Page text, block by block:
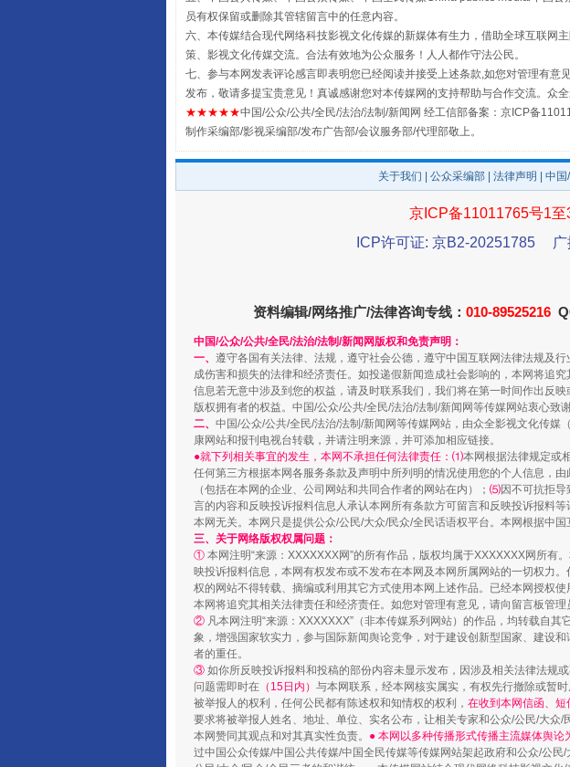
全民健身五年计划来了！等你上场
阿坝州三大球赛在茂县开幕 规模
国家大学科技园优化重塑工作
员有权保留或删除其管辖留言中的任意内容。
六、本传媒结合现代网络科技影视文化传媒的新媒体有生力，借助全球互联网
策、影视文化传媒交流。合法有效地为公众服务！人人都作守法公民。
七、参与本网发表评论感言即表明您已经阅读并接受上述条款,如您对管理有
发布，敬请多提宝贵意见！真诚感谢您对本传媒网的支持帮助与合作交流。众
★★★★★中国/公众/公共/全民/法治/法制/新闻网 经工信部备案：京ICP备
制作采编部/影视采编部/发布广告部/会议服务部/代理部敬上。
关于我们 公众采编部 法律声明 | 中
京ICP备11011765号1至
ICP许可证: 京B2-20251785
资料编辑/网络推广/法律咨询专线： 010-89525216
中国/公众/公共/全民/法治/法制/新闻网版权和免责声明：
一、 遵守各国有关法律、法规，遵守社会公德，遵守中国互联网法律法规及
成伤害和损失的法律和经济责任。如投递假新闻造成社会影响的，本网将追
信息若无意中涉及到您的权益，请及时联系我们，我们将在第一时间作出反
版权拥有者的权益。中国/公众/公共/全民/法治/法制/新闻网等传媒网站衷心致谢
二、 中国/公众/公共/全民/法治/法制/新闻网等传媒网站，由众全影视文化传
康网站和报刊电视台转载，并请注明来源，并可添加相应链接。
●就下列相关事宜的发生，本网不承担任何法律责任：⑴本网根据法律规定或
任何第三方根据本网各服务条款及声明中所列明的情况使用您的个人信息，由
（包括在本网的企业、公司网站和共同合作者的网站在内）； ⑸因不可抗拒导
言的内容和反映投诉报料信息人承认本网所有条款方可留言和反映投诉报料
本网无关。本网只是提供公众/公民/大众/民众/全民话语权平台。本网根据中
三、关于网络版权权属问题：
① 本网注明“来源：XXXXXXX网”的所有作品，版权均属于XXXXXXX网所
映投诉报料信息，本网有权发布或不发布在本网及本网所属网站的一切权力
权的网站不得转载、摘编或利用其它方式使用本网上述作品。已经本网授权
本网将追究其相关法律责任和经济责任。如您对管理有意见，请向留言板管理
② 凡本网注明“来源：XXXXXXX”（非本传媒系列网站）的作品，均转载自
象，增强国家软实力，参与国际新闻舆论竞争，对于建设创新型国家、建设
者的重任。
③ 如你所反映投诉报料和投稿的部份内容未显示发布，因涉及相关法律法规
问题需即时在 （15日内） 与本网联系，经本网核实属实，有权先行撤除或暂
被举报人的权利，任何公民都有陈述权和知情权的权利， 在收到本网信函、短
要求将被举报人姓名、地址、单位、实名公布，让相关专家和公众/公民/大
本网赞同其观点和对其真实性负责。 ● 本网以多种传播形式传播主流媒体舆论
过中国公众传媒/中国公共传媒/中国全民传媒等传媒网站架起政府和公众/公